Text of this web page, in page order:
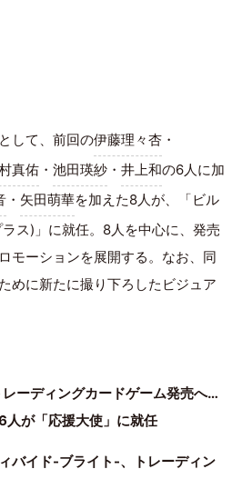
して、前回の伊藤理々杏 ・
真佑 ・ 池田瑛紗 ・ 井上和の6人に加
・ 矢田萌華を加えた8人が、「ビル
ス)」に就任。8人を中心に、発売
モーションを展開する。なお、同
めに新たに撮り下ろしたビジュア
レーディングカードゲーム発売へ…
人が「応援大使」に就任
バイド-ブライト-、トレーディン